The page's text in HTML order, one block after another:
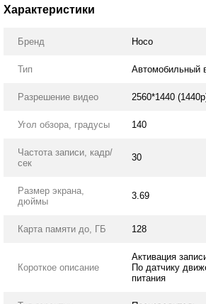
Характеристики
Бренд Hoco
Тип Автомобильный
Разрешение видео 2560*1440
Угол обзора, градусы 140
Частота записи, кадр/
сек
30
Размер экрана,
дюймы
3.69
Карта памяти до, ГБ 128
Короткое описание
Активация
По датчику
питания